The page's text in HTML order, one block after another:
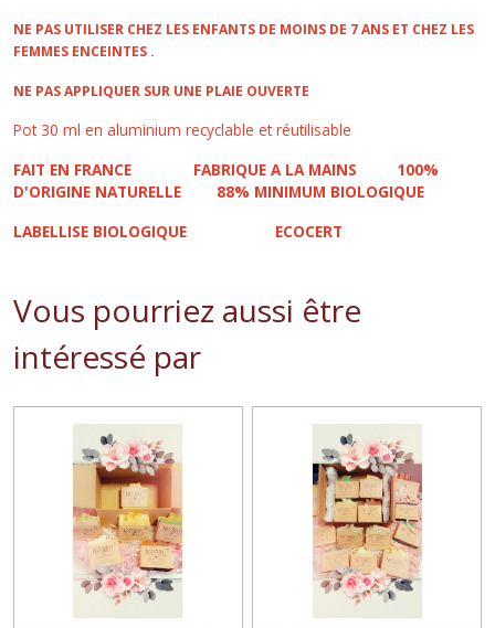
NE PAS UTILISER CHEZ LES ENFANTS DE MOINS DE 7 ANS ET CHEZ LES
FEMMES ENCEINTES .
NE PAS APPLIQUER SUR UNE PLAIE OUVERTE
Pot 30 ml en aluminium recyclable et réutilisable
FAIT EN FRANCE FABRIQUE A LA MAINS 100%
D'ORIGINE NATURELLE 88% MINIMUM BIOLOGIQUE
LABELLISE BIOLOGIQUE ECOCERT
Vous pourriez aussi être
intéressé par